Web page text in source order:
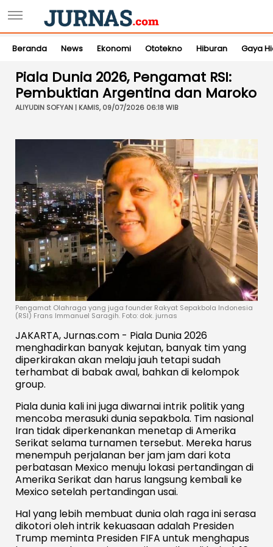
Beranda News Ekonomi Ototekno Hiburan Gaya
Piala Dunia 2026, Pengamat RSI:
Pembuktian Argentina dan Maroko
ALIYUDIN SOFYAN | KAMIS, 09/07/2026 06:18 WIB
Pengamat Olahraga yang juga founder Rakyat Sepakbola Indonesia
(RSI) Frans Immanuel Saragih. Foto: dok. jurnas
JAKARTA, Jurnas.com - Piala Dunia 2026
menghadirkan banyak kejutan, banyak tim yang
diperkirakan akan melaju jauh tetapi sudah
terhambat di babak awal, bahkan di kelompok
group.
Piala dunia kali ini juga diwarnai intrik politik yang
mencoba merasuki dunia sepakbola. Tim nasional
Iran tidak diperkenankan menetap di Amerika
Serikat selama turnamen tersebut. Mereka harus
menempuh perjalanan ber jam jam dari kota
perbatasan Mexico menuju lokasi pertandingan di
Amerika Serikat dan harus langsung kembali ke
Mexico setelah pertandingan usai.
Hal yang lebih membuat dunia olah raga ini serasa
dikotori oleh intrik kekuasaan adalah Presiden
Trump meminta Presiden FIFA untuk menghapus